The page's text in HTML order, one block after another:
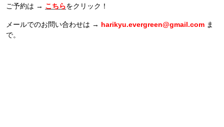
ご予約は → こちらをクリック！
メールでのお問い合わせは → harikyu.evergreen@gmail.com ま
で。